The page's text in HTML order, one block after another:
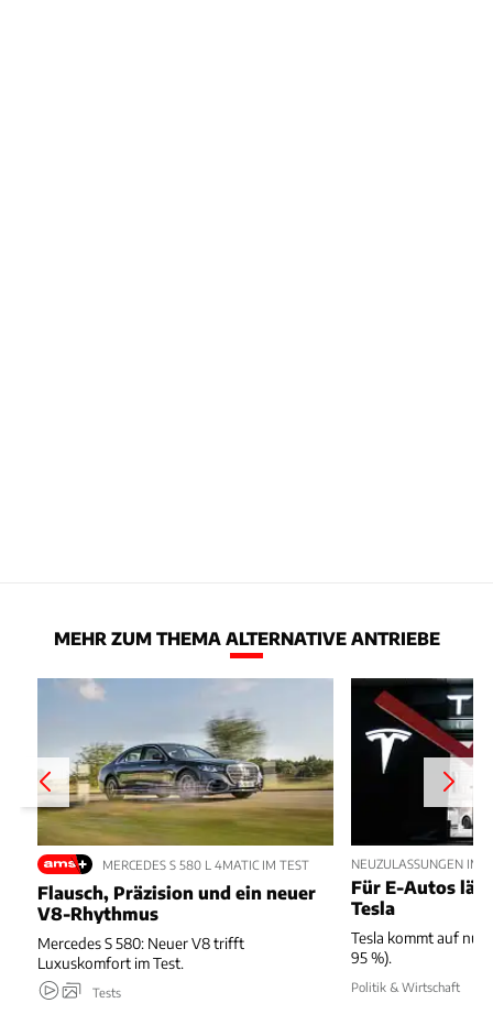
MEHR ZUM THEMA ALTERNATIVE ANTRIEBE
MERCEDES S 580 L 4MATIC IM TEST
Flausch, Präzision und ein neuer
V8-Rhythmus
Mercedes S 580: Neuer V8 trifft
Luxuskomfort im Test.
Tests
NEUZULASSUNGEN IM
Für E-Autos
Tesla
Tesla kommt auf nur
95 %).
Politik & Wirtschaft